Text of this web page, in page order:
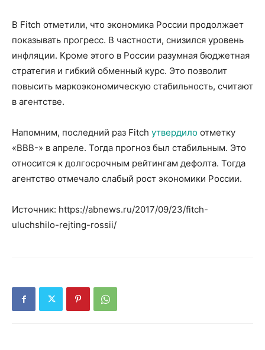
В Fitch отметили, что экономика России продолжает
показывать прогресс. В частности, снизился уровень
инфляции. Кроме этого в России разумная бюджетная
стратегия и гибкий обменный курс. Это позволит
повысить маркоэкономическую стабильность, считают
в агентстве.
Напомним, последний раз Fitch утвердило отметку
«ВВВ-» в апреле. Тогда прогноз был стабильным. Это
относится к долгосрочным рейтингам дефолта. Тогда
агентство отмечало слабый рост экономики России.
Источник: https://abnews.ru/2017/09/23/fitch-
uluchshilo-rejting-rossii/